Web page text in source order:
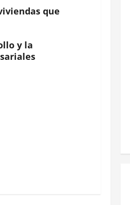
que
y la